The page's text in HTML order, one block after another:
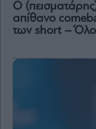
Ο
απίθανο
των short –